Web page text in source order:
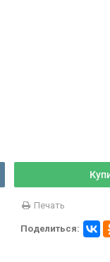
Печать
Поделиться: